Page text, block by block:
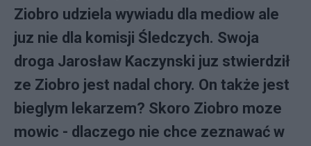
Ziobro udziela wywiadu dla mediow ale
juz nie dla komisji Śledczych. Swoja
droga Jarosław Kaczynski juz stwierdził
ze Ziobro jest nadal chory. On także jest
bieglym lekarzem? Skoro Ziobro moze
mowic - dlaczego nie chce zeznawać w